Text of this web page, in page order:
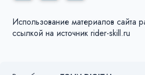
Использование материалов сайта
ссылкой на источник rider-skill.ru